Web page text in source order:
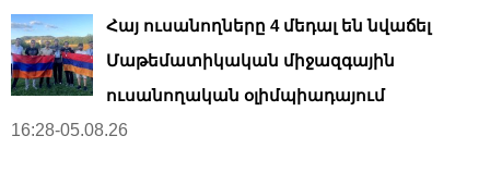
Հայ ուսանողները 4 մեդալ են նվաճել
Մաթեմատիկական միջազգային
ուսանողական օլիմպիադայում
16:28-05.08.26